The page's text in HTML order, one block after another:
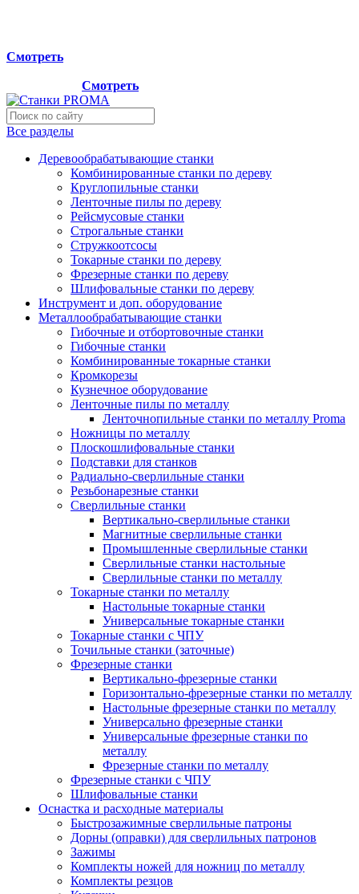
Смотреть
Смотреть
Все разделы
Деревообрабатывающие станки
Комбинированные станки по дереву
Круглопильные станки
Ленточные пилы по дереву
Рейсмусовые станки
Строгальные станки
Стружкоотсосы
Токарные станки по дереву
Фрезерные станки по дереву
Шлифовальные станки по дереву
Инструмент и доп. оборудование
Металлообрабатывающие станки
Гибочные и отбортовочные станки
Гибочные станки
Комбинированные токарные станки
Кромкорезы
Кузнечное оборудование
Ленточные пилы по металлу
Ленточнопильные станки по металлу Proma
Ножницы по металлу
Плоскошлифовальные станки
Подставки для станков
Радиально-сверлильные станки
Резьбонарезные станки
Сверлильные станки
Вертикально-сверлильные станки
Магнитные сверлильные станки
Промышленные сверлильные станки
Сверлильные станки настольные
Сверлильные станки по металлу
Токарные станки по металлу
Настольные токарные станки
Универсальные токарные станки
Токарные станки с ЧПУ
Точильные станки (заточные)
Фрезерные станки
Вертикально-фрезерные станки
Горизонтально-фрезерные станки по металлу
Настольные фрезерные станки по металлу
Универсально фрезерные станки
Универсальные фрезерные станки по
металлу
Фрезерные станки по металлу
Фрезерные станки с ЧПУ
Шлифовальные станки
Оснастка и расходные материалы
Быстрозажимные сверлильные патроны
Дорны (оправки) для сверлильных патронов
Зажимы
Комплекты ножей для ножниц по металлу
Комплекты резцов